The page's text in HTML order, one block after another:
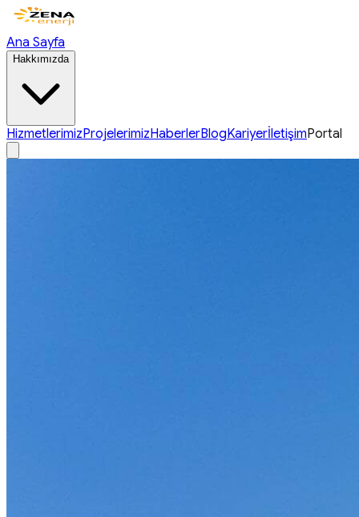
Ana Sayfa
Hakkımızda
HizmetlerimizProjelerimizHaberlerBlogKariyerİletişimPortal